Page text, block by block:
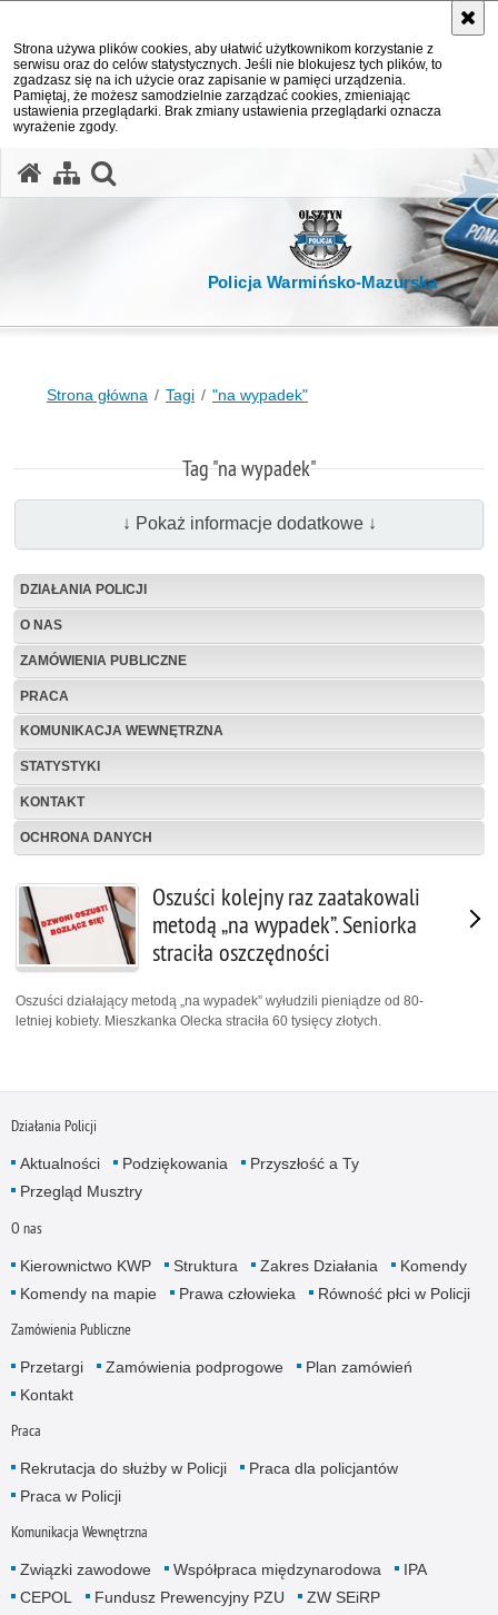
Strona używa plików cookies, aby ułatwić użytkownikom korzystanie z
serwisu oraz do celów statystycznych. Jeśli nie blokujesz tych plików, to
zgadzasz się na ich użycie oraz zapisanie w pamięci urządzenia.
Pamiętaj, że możesz samodzielnie zarządzać cookies, zmieniając
ustawienia przeglądarki. Brak zmiany ustawienia przeglądarki oznacza
wyrażenie zgody.
Policja Warmińsko-Mazurska
Strona główna Tagi "na wypadek"
Tag "na wypadek"
↓ Pokaż informacje dodatkowe ↓
DZIAŁANIA POLICJI
O NAS
ZAMÓWIENIA PUBLICZNE
PRACA
KOMUNIKACJA WEWNĘTRZNA
STATYSTYKI
KONTAKT
OCHRONA DANYCH
Oszuści kolejny raz zaatakowali
metodą „na wypadek”. Seniorka
straciła oszczędności
Oszuści działający metodą „na wypadek” wyłudzili pieniądze od 80-
letniej kobiety. Mieszkanka Olecka straciła 60 tysięcy złotych.
Działania Policji
Aktualności Podziękowania
Przyszłość a Ty
Przegląd Musztry
O nas
Kierownictwo KWP Struktura Zakres Działania
Komendy
Komendy na mapie
Prawa człowieka Równość płci w Policji
Zamówienia Publiczne
Przetargi Zamówienia podprogowe
Plan zamówień
Kontakt
Praca
Rekrutacja do służby w Policji
Praca dla policjantów
Praca w Policji
Komunikacja Wewnętrzna
Związki zawodowe Współpraca międzynarodowa
IPA
CEPOL
Fundusz Prewencyjny PZU
ZW SEiRP